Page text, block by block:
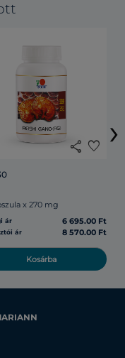
share favorite
x 270 mg
ár 6 695.00 Ft
ár 8 570.00 Ft
Kosárba
›